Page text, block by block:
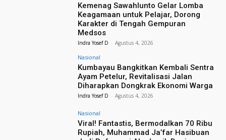
Kemenag Sawahlunto Gelar Lomba
Keagamaan untuk Pelajar, Dorong
Karakter di Tengah Gempuran
Medsos
Indra Yosef D - Agustus 4, 2026
Nasional
Kumbayau Bangkitkan Kembali Sentra
Ayam Petelur, Revitalisasi Jalan
Diharapkan Dongkrak Ekonomi Warga
Indra Yosef D - Agustus 4, 2026
Nasional
Viral! Fantastis, Bermodalkan 70 Ribu
Rupiah, Muhammad Ja’far Hasibuan